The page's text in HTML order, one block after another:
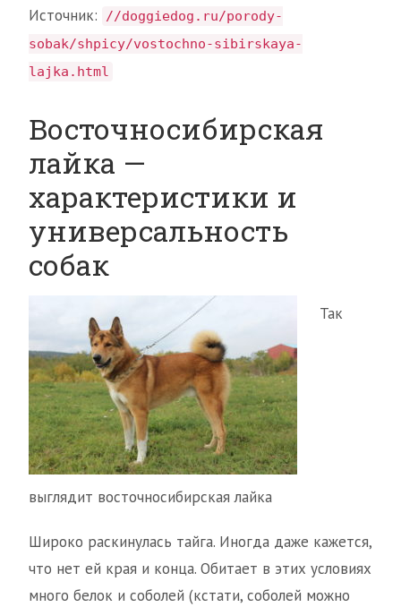
Источник:
//doggiedog.ru/porody-
sobak/shpicy/vostochno-sibirskaya-
lajka.html
Восточносибирская
лайка —
характеристики и
универсальность
собак
Так
выглядит восточносибирская лайка
Широко раскинулась тайга. Иногда даже кажется,
что нет ей края и конца. Обитает в этих условиях
много белок и соболей (кстати, соболей можно